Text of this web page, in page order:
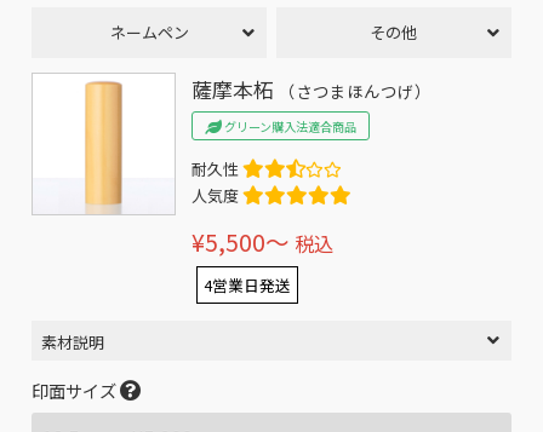
ネームペン その他
薩摩本柘 （さつまほんつげ）
グリーン購入法適合商品
耐久性
人気度
¥5,500〜 税込
4営業日発送
素材説明
印面サイズ